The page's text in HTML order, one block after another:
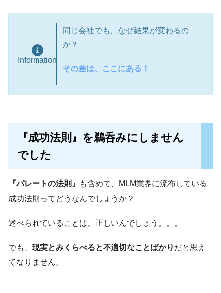
Information
同じ会社でも、なぜ結果が変わるの
か？
その差は、ここにある！
『成功法則』を鵜呑みにしません
でした
『パレートの法則』
も含めて、MLM業界に流布している
成功法則ってどうなんでしょうか？
述べられていることは、正しいんでしょう。。。
でも、 現実とみくらべると不適切なことばかり だと思え
てなりません。